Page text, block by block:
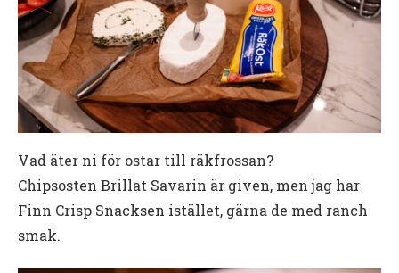
Vad äter ni för ostar till räkfrossan?
Chipsosten Brillat Savarin är given, men jag har
Finn Crisp Snacksen istället, gärna de med ranch
smak.